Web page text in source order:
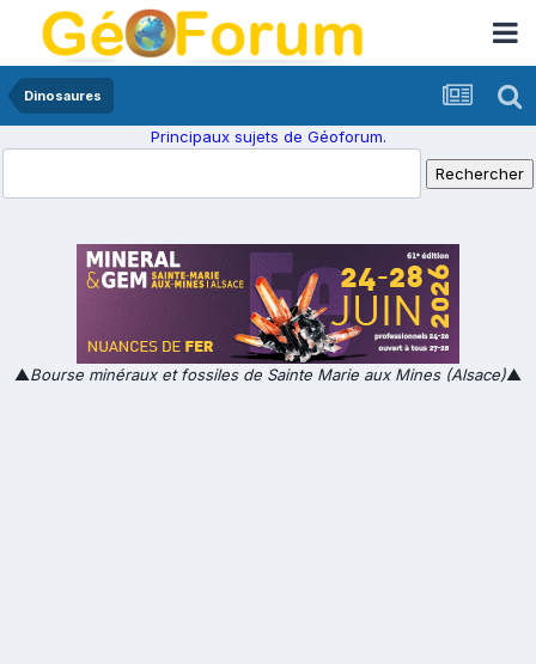
Dinosaures
Principaux sujets de Géoforum.
▲Bourse minéraux et fossiles de Sainte Marie aux Mines (Alsace)▲